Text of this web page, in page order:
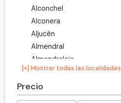
Alconchel
Alconera
Aljucén
Almendral
Almendralejo
Arroyo de San Serván
Atalaya
Azuaga
[+] Mostrar todas las localidades
Precio